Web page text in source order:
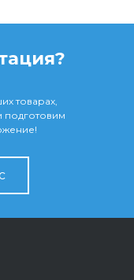
товарах,
подготовим